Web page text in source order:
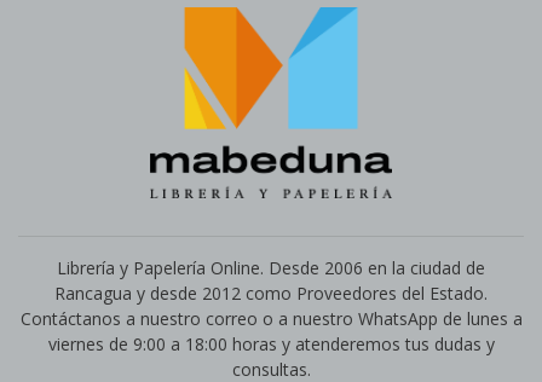
Librería y Papelería Online. Desde 2006 en la ciudad de
Rancagua y desde 2012 como Proveedores del Estado.
Contáctanos a nuestro correo o a nuestro WhatsApp de lunes a
viernes de 9:00 a 18:00 horas y atenderemos tus dudas y
consultas.